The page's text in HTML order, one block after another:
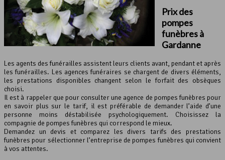
Prix des
pompes
funèbres à
Gardanne
Les agents des funérailles assistent leurs clients avant, pendant et après
les funérailles. Les agences funéraires se chargent de divers éléments,
les prestations disponibles changent selon le forfait des obsèques
choisi.
Il est à rappeler que pour consulter une agence de pompes funèbres pour
en savoir plus sur le tarif, il est préférable de demander l’aide d’une
personne moins déstabilisée psychologiquement. Choisissez la
compagnie de pompes funèbres qui correspond le mieux.
Demandez un devis et comparez les divers tarifs des prestations
funèbres pour sélectionner l’entreprise de pompes funèbres qui convient
à vos attentes.